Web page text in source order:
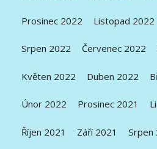
Prosinec 2022 Listopad 2022
Srpen 2022 Červenec 2022
Květen 2022 Duben 2022
Únor 2022 Prosinec 2021
Říjen 2021 Září 2021 Srpen